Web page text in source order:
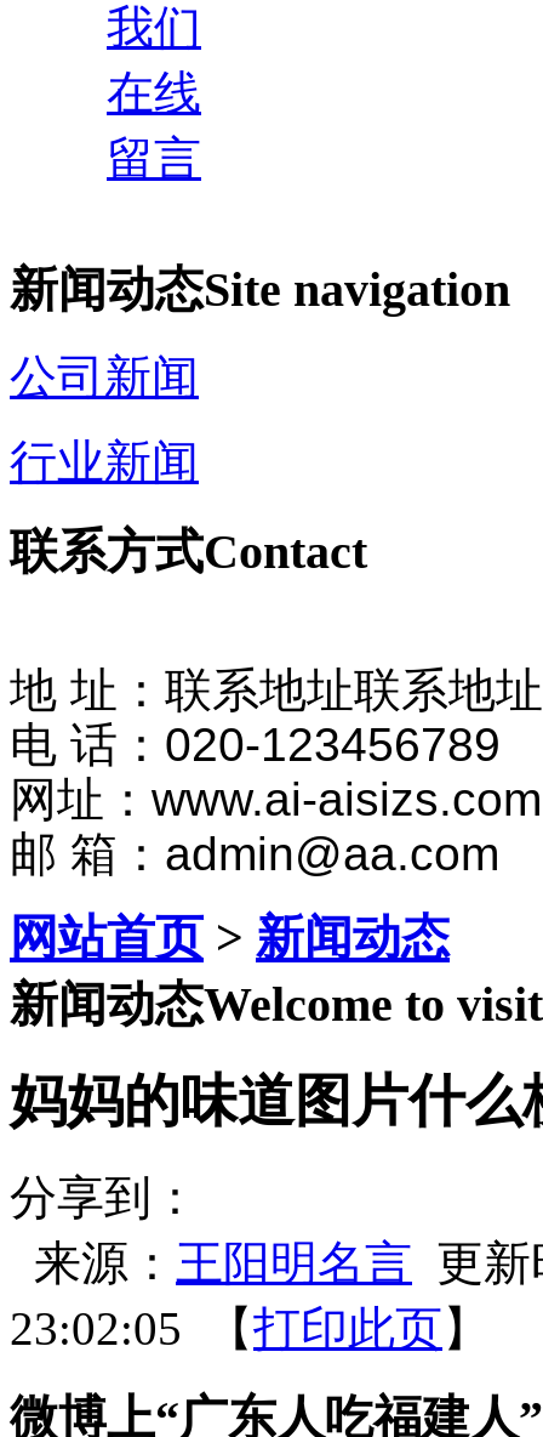
我们
在线
留言
新闻动态Site navigation
公司新闻
行业新闻
联系方式Contact
地 址：联系地址联系地
电 话：020-123456789
网址：www.ai-
邮 箱：admin@aa.com
网站首页> 新闻动态
新闻动态Welcome to
妈妈的味道图片什么
分享到：
来源： 王阳明名言 更新
23:02:05 【打印此页】
微博上“广东人吃福建人